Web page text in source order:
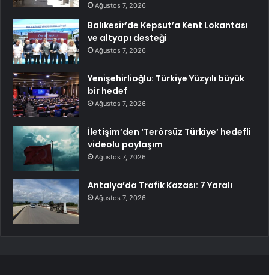
Ağustos 7, 2026
Balıkesir’de Kepsut’a Kent Lokantası
ve altyapı desteği
Ağustos 7, 2026
Yenişehirlioğlu: Türkiye Yüzyılı büyük
bir hedef
Ağustos 7, 2026
İletişim’den ‘Terörsüz Türkiye’ hedefli
videolu paylaşım
Ağustos 7, 2026
Antalya’da Trafik Kazası: 7 Yaralı
Ağustos 7, 2026